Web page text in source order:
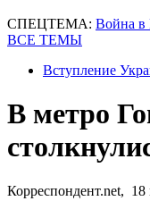
СПЕЦТЕМА: Война в
ВСЕ ТЕМЫ
Вступление
В метро
Корреспондент.net, 18